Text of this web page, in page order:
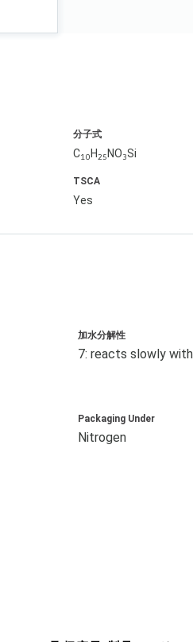
分子式
C10 H25 NO3Si
TSCA
Yes
加水分解性
7: reacts slowly
Packaging Under
Nitrogen